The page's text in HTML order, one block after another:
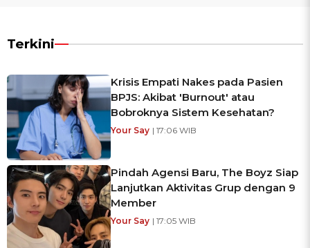
Terkini
Krisis Empati Nakes pada Pasien
BPJS: Akibat 'Burnout' atau
Bobroknya Sistem Kesehatan?
Your Say | 17:06 WIB
Pindah Agensi Baru, The Boyz Siap
Lanjutkan Aktivitas Grup dengan 9
Member
Your Say | 17:05 WIB